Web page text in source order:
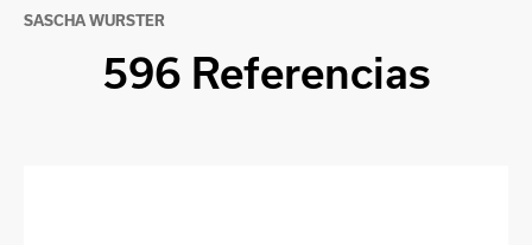
SASCHA WURSTER
596 Referencias